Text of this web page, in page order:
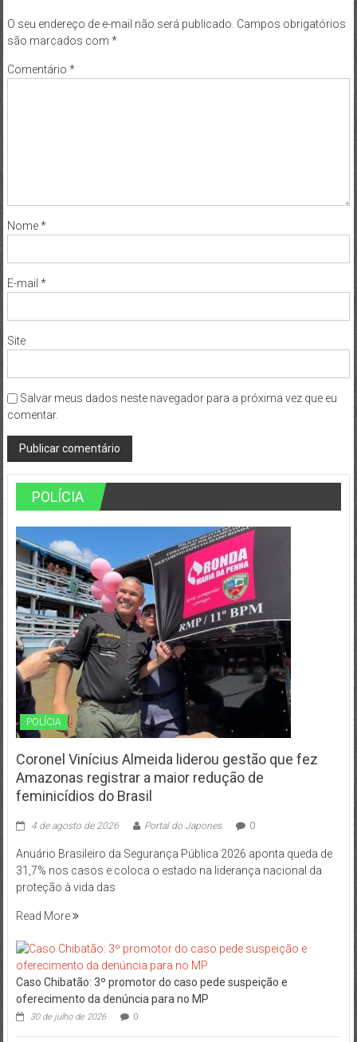
O seu endereço de e-mail não será publicado. Campos obrigatórios
são marcados com *
Comentário *
Nome*
E-mail *
Site
Salvar meus dados neste navegador para a próxima vez que eu
comentar.
POLÍCIA
POLÍCIA
Coronel Vinícius Almeida liderou gestão que fez
Amazonas registrar a maior redução de
feminicídios do Brasil
4 de agosto de 2026 Portal do Japones 0
Anuário Brasileiro da Segurança Pública 2026 aponta queda de
31,7% nos casos e coloca o estado na liderança nacional da
proteção à vida das
Read More
Caso Chibatão: 3º promotor do caso pede suspeição e
oferecimento da denúncia para no MP
30 de julho de 2026 0